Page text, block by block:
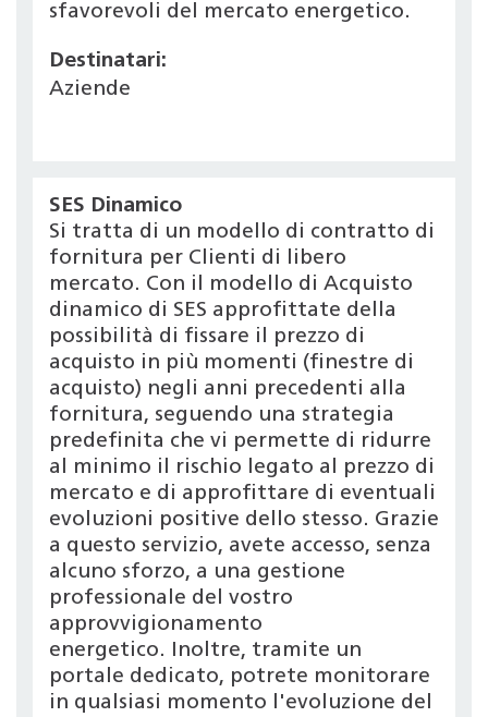
sfavorevoli del mercato energetico.
Destinatari:
Aziende
SES Dinamico
Si tratta di un modello di contratto di
fornitura per Clienti di libero
mercato. Con il modello di Acquisto
dinamico di SES approfittate della
possibilità di fissare il prezzo di
acquisto in più momenti (finestre di
acquisto) negli anni precedenti alla
fornitura, seguendo una strategia
predefinita che vi permette di ridurre
al minimo il rischio legato al prezzo di
mercato e di approfittare di eventuali
evoluzioni positive dello stesso. Grazie
a questo servizio, avete accesso, senza
alcuno sforzo, a una gestione
professionale del vostro
approvvigionamento
energetico. Inoltre, tramite un
portale dedicato, potrete monitorare
in qualsiasi momento l'evoluzione del